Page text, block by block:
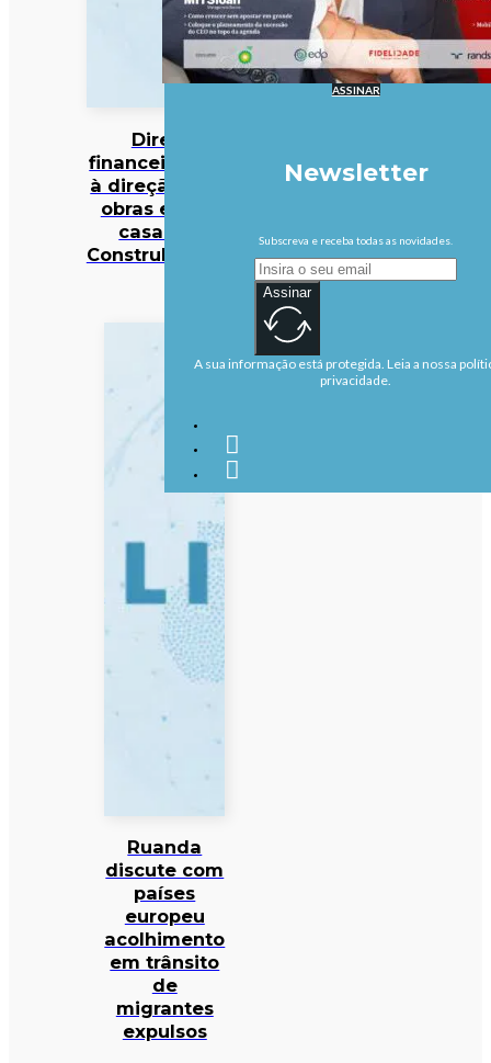
Diretor
financeiro nega
à direção da PJ
obras em sua
casa pela
Construbarcelos
Ruanda
discute com
países
europeu
acolhimento
em trânsito
de
migrantes
expulsos
ASSINAR
Newsletter
Subscreva e receba todas as novidades.
Assinar
A sua informação está protegida. Leia a nossa
privacidade.